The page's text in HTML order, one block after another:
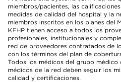
miembros/pacientes, las
medidas de calidad del hospital y la
miembros inscritos en los planes del
KFHP tienen acceso a todos los
profesionales, institucionales y
red de proveedores contratados de
con los términos del plan de
Todos los médicos del grupo médico
médicos de la red deben seguir los
calidad y certificaciones.